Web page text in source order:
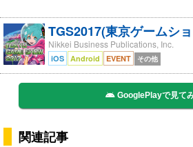
TGS2017(東京ゲームシ
Nikkei Business Publications, Inc.
iOS Android EVENT その他
GooglePlayで見て
関連記事